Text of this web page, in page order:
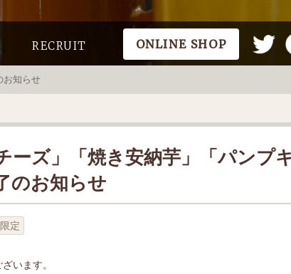
RECRUIT ONLINE SHOP
お知らせ
ーズ」「焼き安納芋」「パンプ
のお知らせ
定
います。